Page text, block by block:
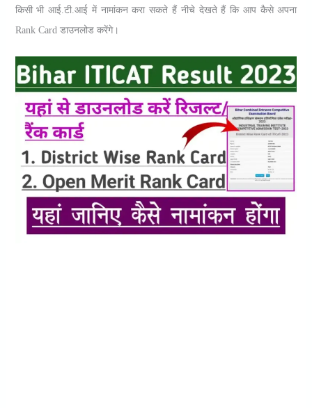
किसी भी आई.टी.आई में नामांकन करा सकते हैं नीचे देखते हैं कि आप कैसे अपना
Rank Card डाउनलोड करेंगे।